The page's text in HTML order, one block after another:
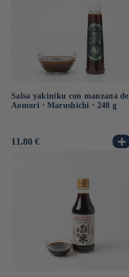
Salsa yakiniku con manzana de
Aomori ⋅ Marushichi ⋅ 240 g
Precio
11.80 €